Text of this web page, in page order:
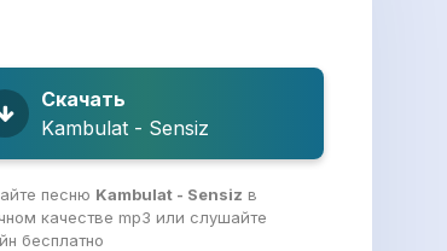
Скачать
Kambulat - Sensiz
песню Kambulat - Sensiz в
качестве mp3 или слушайте
бесплатно